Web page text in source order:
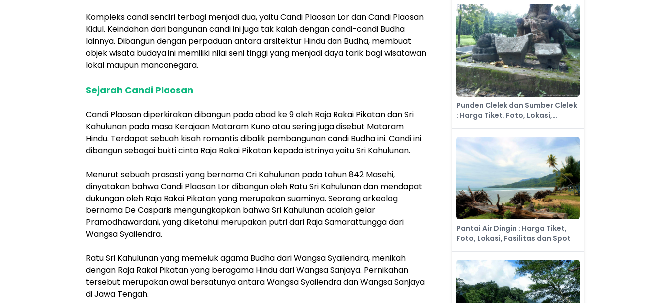
Kompleks candi sendiri terbagi menjadi dua, yaitu Candi Plaosan Lor dan Candi Plaosan
Kidul. Keindahan dari bangunan candi ini juga tak kalah dengan candi-candi Budha
lainnya. Dibangun dengan perpaduan antara arsitektur Hindu dan Budha, membuat
objek wisata budaya ini memiliki nilai seni tinggi yang menjadi daya tarik bagi wisatawan
lokal maupun mancanegara.
Sejarah Candi Plaosan
Candi Plaosan diperkirakan dibangun pada abad ke 9 oleh Raja Rakai Pikatan dan Sri
Kahulunan pada masa Kerajaan Mataram Kuno atau sering juga disebut Mataram
Hindu. Terdapat sebuah kisah romantis dibalik pembangunan candi Budha ini. Candi ini
dibangun sebagai bukti cinta Raja Rakai Pikatan kepada istrinya yaitu Sri Kahulunan.
Menurut sebuah prasasti yang bernama Cri Kahulunan pada tahun 842 Masehi,
dinyatakan bahwa Candi Plaosan Lor dibangun oleh Ratu Sri Kahulunan dan mendapat
dukungan oleh Raja Rakai Pikatan yang merupakan suaminya. Seorang arkeolog
bernama De Casparis mengungkapkan bahwa Sri Kahulunan adalah gelar
Pramodhawardani, yang diketahui merupakan putri dari Raja Samarattungga dari
Wangsa Syailendra.
Ratu Sri Kahulunan yang memeluk agama Budha dari Wangsa Syailendra, menikah
dengan Raja Rakai Pikatan yang beragama Hindu dari Wangsa Sanjaya. Pernikahan
tersebut merupakan awal bersatunya antara Wangsa Syailendra dan Wangsa Sanjaya
di Jawa Tengah.
Punden Clelek dan Sumber Clelek
: Harga Tiket, Foto, Lokasi,
Pantai Air Dingin : Harga Tiket,
Foto, Lokasi, Fasilitas dan Spot